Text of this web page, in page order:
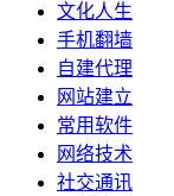
文化人生
手机翻墙
自建代理
网站建立
常用软件
网络技术
社交通讯